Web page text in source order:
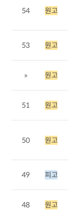
54 원고
53 원고
» 원고
51 원고
50 원고
49 피고
48 원고